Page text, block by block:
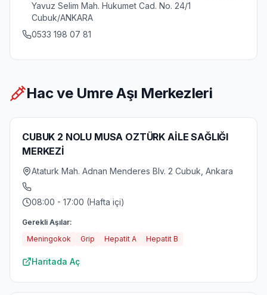
Yavuz Selim Mah. Hukumet Cad. No. 24/1
Cubuk/ANKARA
0533 198 07 81
Hac ve Umre Aşı Merkezleri
CUBUK 2 NOLU MUSA OZTÜRK AİLE SAĞLIĞI
MERKEZİ
Ataturk Mah. Adnan Menderes Blv. 2 Cubuk, Ankara
08:00 - 17:00 (Hafta içi)
Gerekli Aşılar:
Meningokok
Grip Hepatit A Hepatit B
Haritada Aç